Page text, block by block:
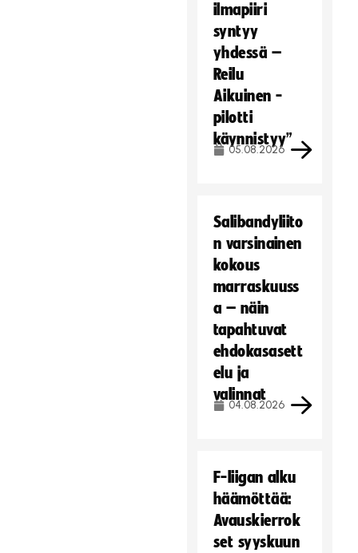
ilmapiiri
syntyy
yhdessä –
Reilu
Aikuinen -
pilotti
käynnistyy”
05.08.2026
Salibandyliito
n varsinainen
kokous
marraskuuss
a – näin
tapahtuvat
ehdokasasett
elu ja
valinnat
04.08.2026
F-liigan alku
häämöttää:
Avauskierrok
set syyskuun